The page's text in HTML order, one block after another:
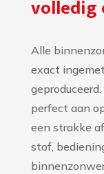
volledig
Alle
exact
perfect aan
een strakke
stof,